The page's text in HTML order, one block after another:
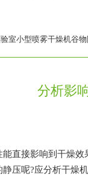
室小型喷雾干燥机谷
分析影
直接影响到干燥效果
呢?应分析干燥机的